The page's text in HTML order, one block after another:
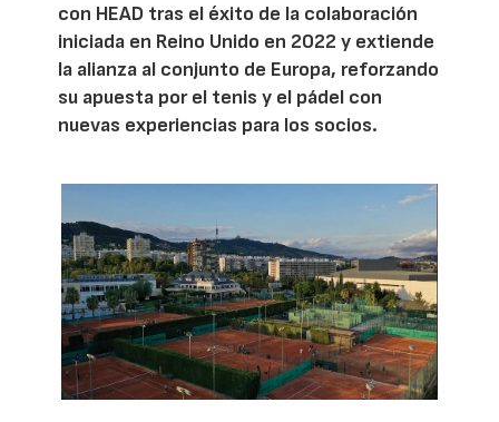
con HEAD tras el éxito de la colaboración
iniciada en Reino Unido en 2022 y extiende
la alianza al conjunto de Europa, reforzando
su apuesta por el tenis y el pádel con
nuevas experiencias para los socios.